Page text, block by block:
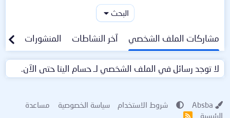
البحث
مشاركات الملف الشخصي آخر النشاطات المنشورات
لا توجد رسائل في الملف الشخصي لـ حسام اليتا حتى الآن.
شروط الاستخدام سياسة الخصوصية
مساعدة
الرئيسية
R